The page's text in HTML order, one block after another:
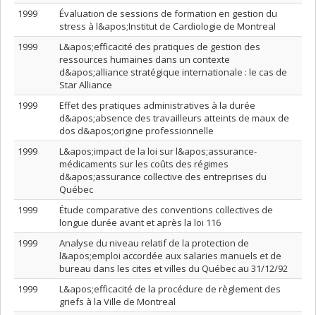
1999
Évaluation de sessions de formation en gestion du
stress à l&apos;Institut de Cardiologie de Montreal
1999
L&apos;efficacité des pratiques de gestion des
ressources humaines dans un contexte
d&apos;alliance stratégique internationale : le cas de
Star Alliance
1999
Effet des pratiques administratives à la durée
d&apos;absence des travailleurs atteints de maux de
dos d&apos;origine professionnelle
1999
L&apos;impact de la loi sur l&apos;assurance-
médicaments sur les coûts des régimes
d&apos;assurance collective des entreprises du
Québec
1999
Étude comparative des conventions collectives de
longue durée avant et après la loi 116
1999
Analyse du niveau relatif de la protection de
l&apos;emploi accordée aux salaries manuels et de
bureau dans les cites et villes du Québec au 31/12/92
1999
L&apos;efficacité de la procédure de règlement des
griefs à la Ville de Montreal